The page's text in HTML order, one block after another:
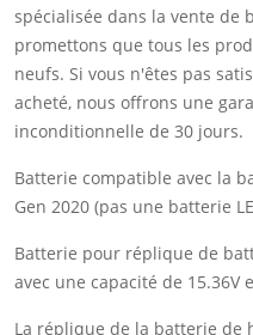
spécialisée dans la vente de
promettons que tous les
neufs. Si vous n'êtes pas
acheté, nous offrons une
inconditionnelle de 30 jours.
Batterie compatible avec la
Gen 2020 (pas une batterie
Batterie pour réplique de
avec une capacité de 15.36V
La réplique de la batterie de